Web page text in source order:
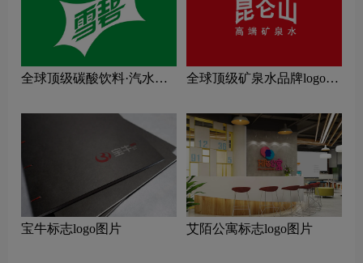
全球顶级碳酸饮料·汽水品
品牌
全球顶级矿泉水品牌logo一
宝牛标志logo图片 艾陌公寓标志logo图片